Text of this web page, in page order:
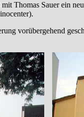
Thomas Sauer ein
vorübergehend